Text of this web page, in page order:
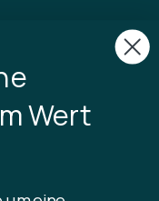
Wert